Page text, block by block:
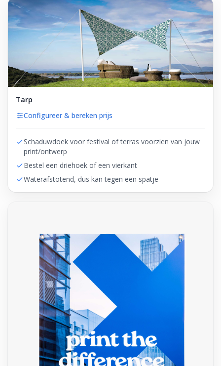
Tarp
Configureer & bereken prijs
Schaduwdoek voor festival of terras voorzien van jouw
print/ontwerp
Bestel een driehoek of een vierkant
Waterafstotend, dus kan tegen een spatje